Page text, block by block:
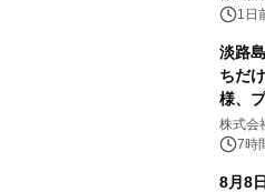
ボグ1日
淡路
ちだ
様、
きで
素泊
株式会
7時
8月8